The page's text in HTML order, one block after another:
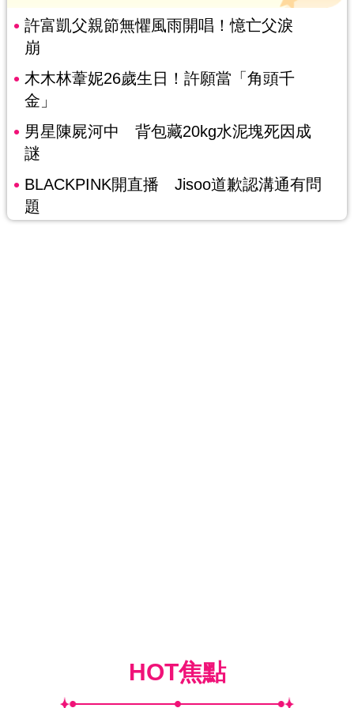
許富凱父親節無懼風雨開唱！憶亡父淚
崩
木木林葦妮26歲生日！許願當「角頭千
金」
男星陳屍河中 背包藏20kg水泥塊死因成
謎
BLACKPINK開直播 Jisoo道歉認溝通有問
題
HOT焦點